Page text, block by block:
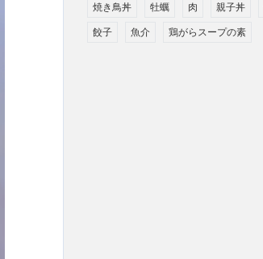
焼き鳥丼 牡蠣 肉 親子丼
餃子 魚介 鶏がらスープの素